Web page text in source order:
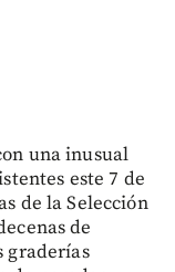
una inusual
este 7 de
de la Selección
de
graderías